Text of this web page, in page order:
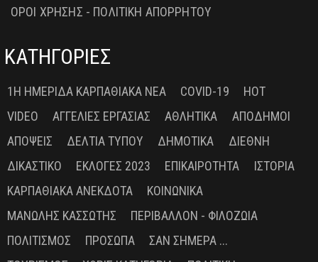
ΟΡΟΙ ΧΡΗΣΗΣ - ΠΟΛΙΤΙΚΗ ΑΠΟΡΡΗΤΟΥ
ΚΑΤΗΓΟΡΙΕΣ
1Η ΗΜΕΡΊΔΑ ΚΑΡΠΑΘΙΑΚΆ ΝΈΑ COVID-19
HOT
VIDEO
ΑΓΓΕΛΊΕΣ ΕΡΓΑΣΊΑΣ ΑΘΛΗΤΙΚΆ
ΑΠΌΔΗΜΟΙ
ΑΠΌΨΕΙΣ
ΔΕΛΤΊΑ ΤΎΠΟΥ ΔΗΜΟΤΙΚΆ
ΔΙΕΘΝΉ
ΔΙΚΑΣΤΙΚΌ
ΕΚΛΟΓΈΣ 2023 ΕΠΙΚΑΙΡΌΤΗΤΑ
ΙΣΤΟΡΊΑ
ΚΑΡΠΑΘΙΑΚΆ ΑΝΈΚΔΟΤΑ
ΚΟΙΝΩΝΙΚΆ
ΜΑΝΏΛΗΣ ΚΑΣΣΏΤΗΣ
ΠΕΡΙΒΆΛΛΟΝ - ΦΙΛΟΖΩΊΑ
ΠΟΛΙΤΙΣΜΌΣ
ΠΡΌΣΩΠΑ
ΣΑΝ ΣΉΜΕΡΑ ...